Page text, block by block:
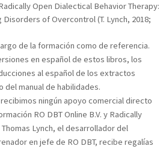
Open Dialectical Behavior Therapy:
Disorders of Overcontrol (T. Lynch, 2018;
de la formación como de referencia.
en español de estos libros, los
al español de los extractos
manual de habilidades.
ningún apoyo comercial directo
RO DBT Online B.V. y Radically
Lynch, el desarrollador del
en jefe de RO DBT, recibe regalías